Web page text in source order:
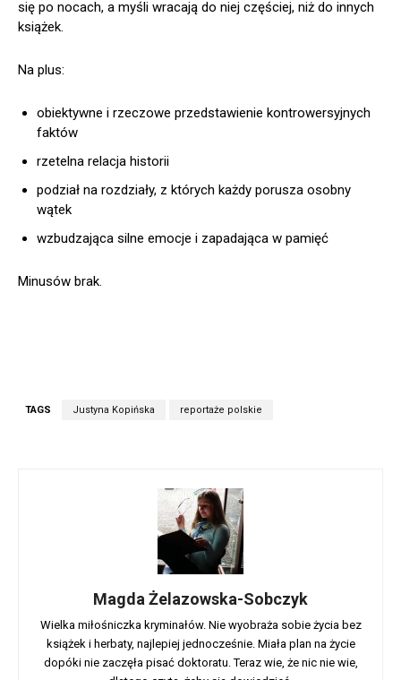
się po nocach, a myśli wracają do niej częściej, niż do innych
książek.
Na plus:
obiektywne i rzeczowe przedstawienie kontrowersyjnych
faktów
rzetelna relacja historii
podział na rozdziały, z których każdy porusza osobny
wątek
wzbudzająca silne emocje i zapadająca w pamięć
Minusów brak.
TAGS Justyna Kopińska reportaże polskie
Magda Żelazowska-Sobczyk
Wielka miłośniczka kryminałów. Nie wyobraża sobie życia bez
książek i herbaty, najlepiej jednocześnie. Miała plan na życie
dopóki nie zaczęła pisać doktoratu. Teraz wie, że nic nie wie,